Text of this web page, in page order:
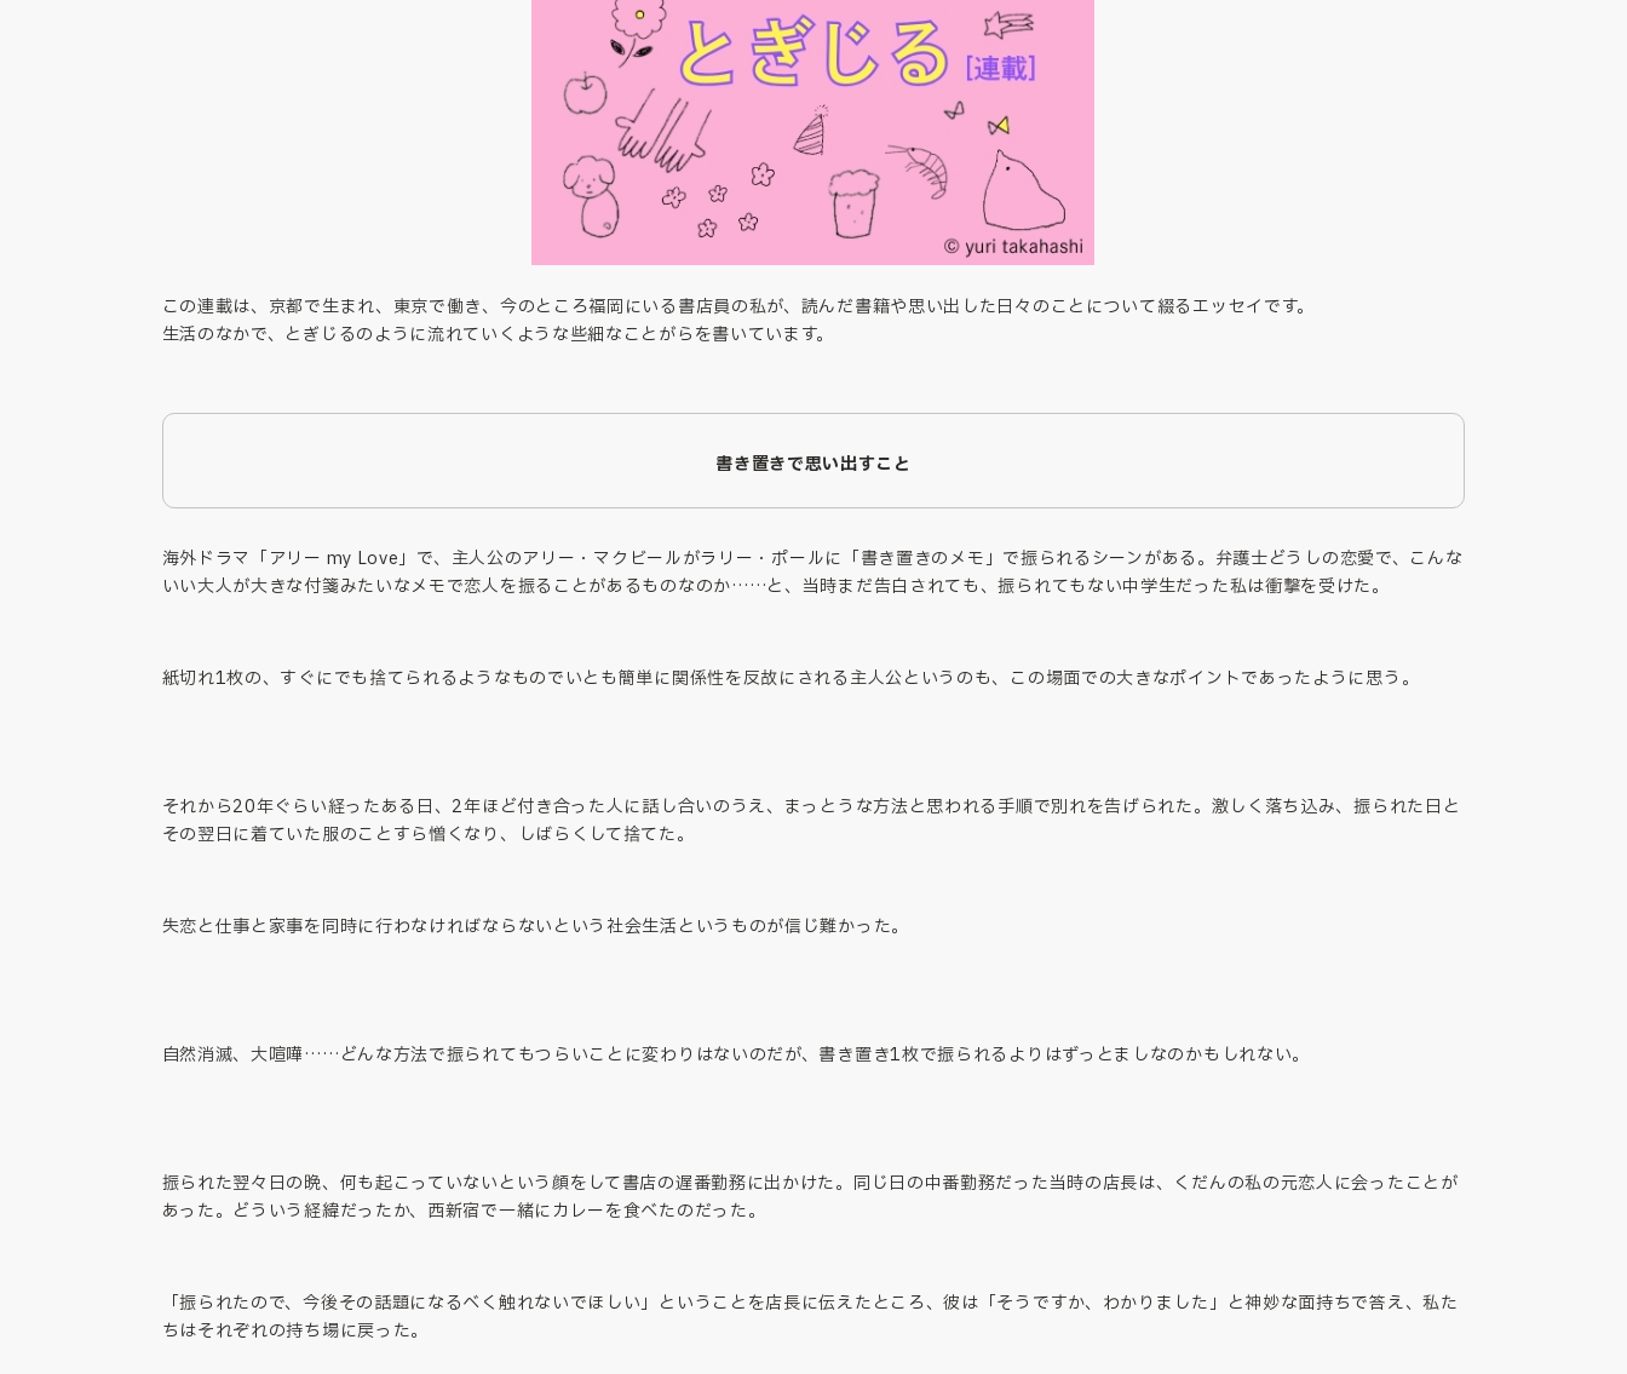
この連載は、京都で生まれ、東京で働き、今のところ福岡にいる書店員の私が、読んだ書籍や思い出した日々のことについて綴るエッセイです。
生活のなかで、とぎじるのように流れていくような些細なことがらを書いています。
書き置きで思い出すこと
海外ドラマ「アリー my Love」で、主人公のアリー・マクビールがラリー・ポールに「書き置きのメモ」で振られるシーンがある。弁護士どうしの恋愛で、こんな
いい大人が大きな付箋みたいなメモで恋人を振ることがあるものなのか……と、当時まだ告白されても、振られてもない中学生だった私は衝撃を受けた。
紙切れ1枚の、すぐにでも捨てられるようなものでいとも簡単に関係性を反故にされる主人公というのも、この場面での大きなポイントであったように思う。
それから20年ぐらい経ったある日、2年ほど付き合った人に話し合いのうえ、まっとうな方法と思われる手順で別れを告げられた。激しく落ち込み、振られた日と
その翌日に着ていた服のことすら憎くなり、しばらくして捨てた。
失恋と仕事と家事を同時に行わなければならないという社会生活というものが信じ難かった。
自然消滅、大喧嘩……どんな方法で振られてもつらいことに変わりはないのだが、書き置き1枚で振られるよりはずっとましなのかもしれない。
振られた翌々日の晩、何も起こっていないという顔をして書店の遅番勤務に出かけた。同じ日の中番勤務だった当時の店長は、くだんの私の元恋人に会ったことが
あった。どういう経緯だったか、西新宿で一緒にカレーを食べたのだった。
「振られたので、今後その話題になるべく触れないでほしい」ということを店長に伝えたところ、彼は「そうですか、わかりました」と神妙な面持ちで答え、私た
ちはそれぞれの持ち場に戻った。